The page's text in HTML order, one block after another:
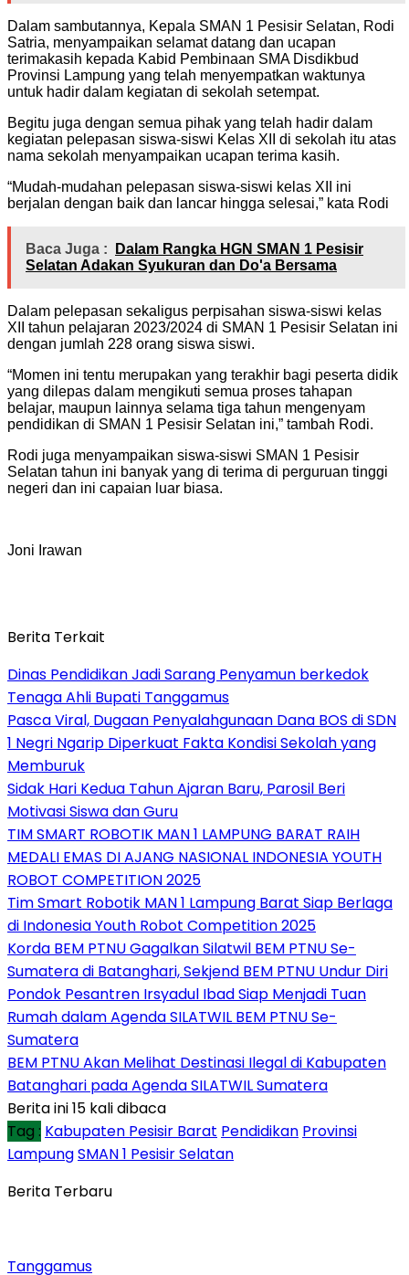
Dalam sambutannya, Kepala SMAN 1 Pesisir Selatan, Rodi
Satria, menyampaikan selamat datang dan ucapan
terimakasih kepada Kabid Pembinaan SMA Disdikbud
Provinsi Lampung yang telah menyempatkan waktunya
untuk hadir dalam kegiatan di sekolah setempat.
Begitu juga dengan semua pihak yang telah hadir dalam
kegiatan pelepasan siswa-siswi Kelas XII di sekolah itu atas
nama sekolah menyampaikan ucapan terima kasih.
“Mudah-mudahan pelepasan siswa-siswi kelas XII ini
berjalan dengan baik dan lancar hingga selesai,” kata Rodi
Baca Juga :
Dalam Rangka HGN SMAN 1 Pesisir
Selatan Adakan Syukuran dan Do'a Bersama
Dalam pelepasan sekaligus perpisahan siswa-siswi kelas
XII tahun pelajaran 2023/2024 di SMAN 1 Pesisir Selatan ini
dengan jumlah 228 orang siswa siswi.
“Momen ini tentu merupakan yang terakhir bagi peserta didik
yang dilepas dalam mengikuti semua proses tahapan
belajar, maupun lainnya selama tiga tahun mengenyam
pendidikan di SMAN 1 Pesisir Selatan ini,” tambah Rodi.
Rodi juga menyampaikan siswa-siswi SMAN 1 Pesisir
Selatan tahun ini banyak yang di terima di perguruan tinggi
negeri dan ini capaian luar biasa.
Joni Irawan
Berita Terkait
Dinas Pendidikan Jadi Sarang Penyamun berkedok
Tenaga Ahli Bupati Tanggamus
Pasca Viral, Dugaan Penyalahgunaan Dana BOS di SDN
1 Negri Ngarip Diperkuat Fakta Kondisi Sekolah yang
Memburuk
Sidak Hari Kedua Tahun Ajaran Baru, Parosil Beri
Motivasi Siswa dan Guru
TIM SMART ROBOTIK MAN 1 LAMPUNG BARAT RAIH
MEDALI EMAS DI AJANG NASIONAL INDONESIA YOUTH
ROBOT COMPETITION 2025
Tim Smart Robotik MAN 1 Lampung Barat Siap Berlaga
di Indonesia Youth Robot Competition 2025
Korda BEM PTNU Gagalkan Silatwil BEM PTNU Se-
Sumatera di Batanghari, Sekjend BEM PTNU Undur Diri
Pondok Pesantren Irsyadul Ibad Siap Menjadi Tuan
Rumah dalam Agenda SILATWIL BEM PTNU Se-
Sumatera
BEM PTNU Akan Melihat Destinasi Ilegal di Kabupaten
Batanghari pada Agenda SILATWIL Sumatera
Berita ini 15 kali dibaca
Tag : Kabupaten Pesisir Barat Pendidikan Provinsi
LampungSMAN 1 Pesisir Selatan
Berita Terbaru
Tanggamus